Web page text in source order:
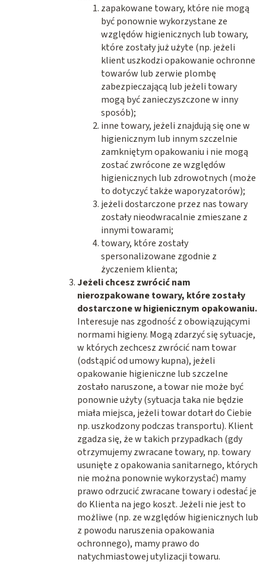
zapakowane towary, które nie mogą
być ponownie wykorzystane ze
względów higienicznych lub towary,
które zostały już użyte (np. jeżeli
klient uszkodzi opakowanie ochronne
towarów lub zerwie plombę
zabezpieczającą lub jeżeli towary
mogą być zanieczyszczone w inny
sposób);
inne towary, jeżeli znajdują się one w
higienicznym lub innym szczelnie
zamkniętym opakowaniu i nie mogą
zostać zwrócone ze względów
higienicznych lub zdrowotnych (może
to dotyczyć także waporyzatorów);
jeżeli dostarczone przez nas towary
zostały nieodwracalnie zmieszane z
innymi towarami;
towary, które zostały
spersonalizowane zgodnie z
życzeniem klienta;
Jeżeli chcesz zwrócić nam
nierozpakowane towary, które zostały
dostarczone w higienicznym opakowaniu.
Interesuje nas zgodność z obowiązującymi
normami higieny. Mogą zdarzyć się sytuacje,
w których zechcesz zwrócić nam towar
(odstąpić od umowy kupna), jeżeli
opakowanie higieniczne lub szczelne
zostało naruszone, a towar nie może być
ponownie użyty (sytuacja taka nie będzie
miała miejsca, jeżeli towar dotarł do Ciebie
np. uszkodzony podczas transportu). Klient
zgadza się, że w takich przypadkach (gdy
otrzymujemy zwracane towary, np. towary
usunięte z opakowania sanitarnego, których
nie można ponownie wykorzystać) mamy
prawo odrzucić zwracane towary i odesłać je
do Klienta na jego koszt. Jeżeli nie jest to
możliwe (np. ze względów higienicznych lub
z powodu naruszenia opakowania
ochronnego), mamy prawo do
natychmiastowej utylizacji towaru.